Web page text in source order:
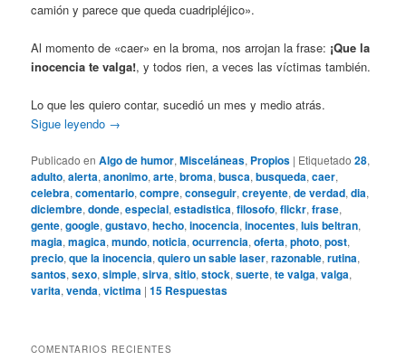
camión y parece que queda cuadripléjico».
Al momento de «caer» en la broma, nos arrojan la frase: ¡Que la
inocencia te valga!, y todos rien, a veces las víctimas también.
Lo que les quiero contar, sucedió un mes y medio atrás.
Sigue leyendo →
Publicado en Algo de humor,Misceláneas, Propios | Etiquetado 28,
adulto,alerta,anonimo,arte,broma,busca,busqueda,caer,
celebra,comentario,compre,conseguir,creyente,de verdad,dia,
diciembre,donde,especial,estadistica,filosofo,flickr,frase,
gente,google,gustavo,hecho,inocencia,inocentes,luis beltran,
magia,magica,mundo,noticia,ocurrencia,oferta,photo,post,
precio,que la inocencia,quiero un sable laser,razonable,rutina,
santos,sexo,simple,sirva,sitio,stock,suerte,te valga,valga,
varita,venda,victima |15 Respuestas
COMENTARIOS RECIENTES